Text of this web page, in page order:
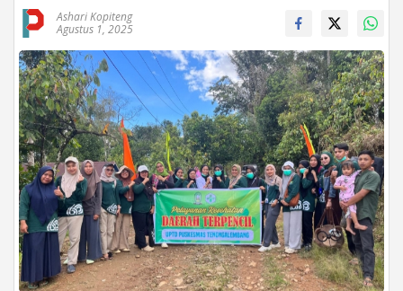
Ashari Kopiteng
Agustus 1, 2025